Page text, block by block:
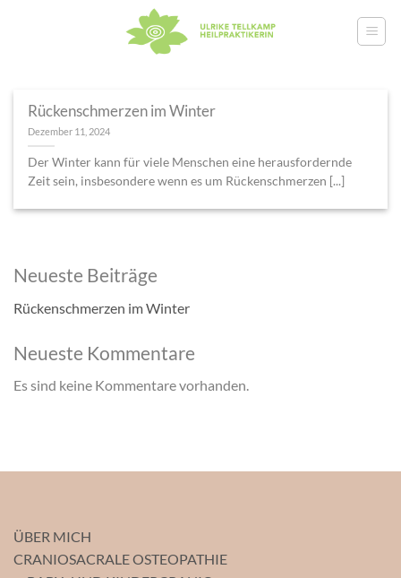
Neueste Beiträge
Rückenschmerzen im Winter
Neueste Kommentare
Es sind keine Kommentare vorhanden.
Rückenschmerzen im Winter
Dezember 11, 2024
Der Winter kann für viele Menschen eine herausfordernde
Zeit sein, insbesondere wenn es um Rückenschmerzen [...]
ÜBER MICH
CRANIOSACRALE OSTEOPATHIE